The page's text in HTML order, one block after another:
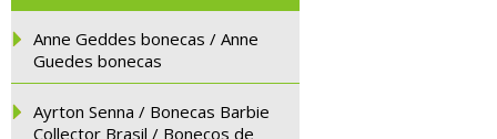
Anne Geddes bonecas / Anne
Guedes bonecas
Ayrton Senna / Bonecas Barbie
Collector Brasil / Bonecos de